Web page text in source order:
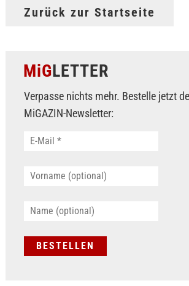
Zurück zur Startseite
MiGLETTER
Verpasse nichts mehr. Bestelle jetzt
MiGAZIN-Newsletter: